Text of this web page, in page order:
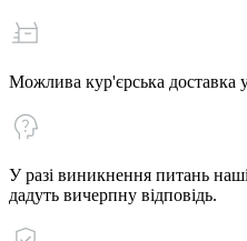
Можлива кур'єрська доставка у
У разі виникнення питань
дадуть вичерпну відповідь.